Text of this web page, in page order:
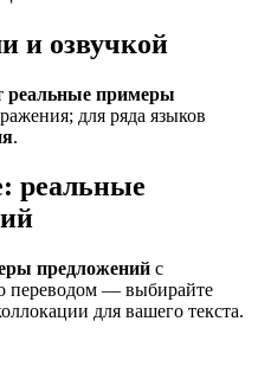
и озвучкой
реальные примеры
для ряда языков
.
реальные
предложений с
переводом — выбирайте
для вашего текста.